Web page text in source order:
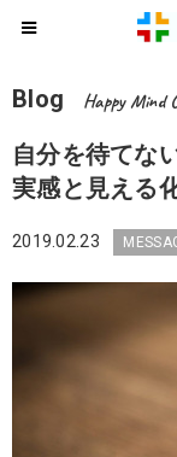
Blog Happy Mind
自分を待てな
実感と見える
2019.02.23